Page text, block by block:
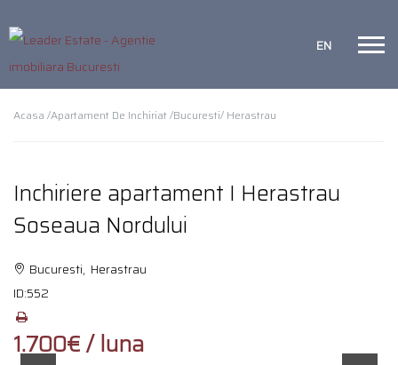
EN
Acasa /Apartament De Inchiriat /Bucuresti/ Herastrau
Inchiriere apartament I Herastrau
Soseaua Nordului
Bucuresti, Herastrau
ID:552
1.700€ / luna